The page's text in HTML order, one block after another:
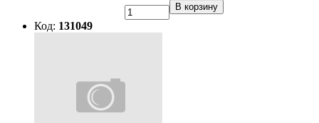
В корзину
Код: 131049